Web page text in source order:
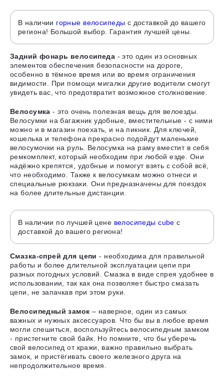
В наличии горные велосипеды с доставкой до вашего
региона! Большой выбор. Гарантия лучшей цены.
Задний фонарь велосипеда - это один из основных
элементов обеспечения безопасности на дороге,
особенно в тёмное время или во время ограничения
видимости. При помощи мигалки другие водители смогут
увидеть вас, что предотвратит возможное столкновение.
Велосумка - это очень полезная вещь для велоезды.
Велосумки на багажник удобные, вместительные - с ними
можно и в магазин поехать, и на пикник. Для ключей,
кошелька и телефона прекрасно подойдут маленькие
велосумочки на руль. Велосумка на раму вместит в себя
ремкомплект, который необходим при любой езде. Они
надёжно крепятся, удобные и помогут взять с собой всё,
что необходимо. Также к велосумкам можно отнеси и
специальные рюкзаки. Они предназначены для поездок
на более длительные дистанции.
В наличии по лучшей цене велосипеды cube с
доставкой до вашего региона!
Смазка-спрей для цепи - необходима для правильной
работы и более длительной эксплуатации цепи при
разных погодных условий. Смазка в виде спрея удобнее в
использовании, так как она позволяет быстро смазать
цепи, не запачкав при этом руки.
Велосипедный замок – наверное, один из самых
важных и нужных аксессуаров. Что бы вы в любое время
могли спешиться, воспользуйтесь велосипедным замком
- пристегните свой байк. Но помните, что бы уберечь
свой велосипед от кражи, важно правильно выбрать
замок, и пристёгивать своего железного друга на
непродолжительное время.